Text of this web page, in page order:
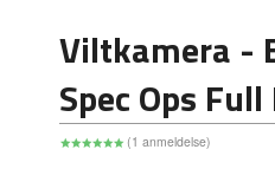
Viltkamera -
Spec Ops Full
(1 anmeldelse)